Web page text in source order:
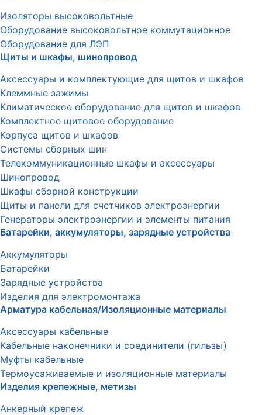
Изоляторы высоковольтные
Оборудование высоковольтное коммутационное
Оборудование для ЛЭП
Щиты и шкафы, шинопровод
Аксессуары и комплектующие для щитов и шкафов
Клеммные зажимы
Климатическое оборудование для щитов и шкафов
Комплектное щитовое оборудование
Корпуса щитов и шкафов
Системы сборных шин
Телекоммуникационные шкафы и аксессуары
Шинопровод
Шкафы сборной конструкции
Щиты и панели для счетчиков электроэнергии
Генераторы электроэнергии и элементы питания
Батарейки, аккумуляторы, зарядные устройства
Аккумуляторы
Батарейки
Зарядные устройства
Изделия для электромонтажа
Арматура кабельная/Изоляционные материалы
Аксессуары кабельные
Кабельные наконечники и соединители (гильзы)
Муфты кабельные
Термоусаживаемые и изоляционные материалы
Изделия крепежные, метизы
Анкерный крепеж